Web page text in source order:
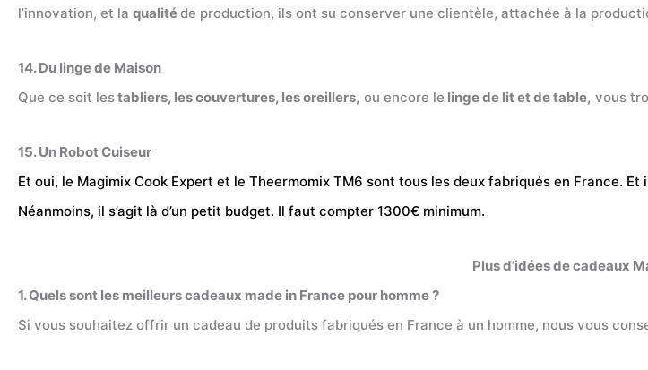
l’innovation, et la qualitéde production, ils ont su conserver une clientèle, attachée à la
14. Du linge de Maison
Que ce soit lestabliers, les couvertures, les oreillers, ou encore le linge de lit et de table, vous
15. Un Robot Cuiseur
Et oui, le Magimix Cook Expert et le Theermomix TM6 sont tous les deux fabriqués en France. Et
Néanmoins, il s’agit là d’un petit budget. Il faut compter 1300€ minimum.
Plus d’idées de cadeaux
1. Quels sont les meilleurs cadeaux made in France pour homme ?
Si vous souhaitez offrir un cadeau de produits fabriqués en France à un homme, nous vous